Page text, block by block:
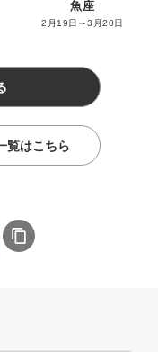
魚座
2月19日～3月20日
覧はこちら